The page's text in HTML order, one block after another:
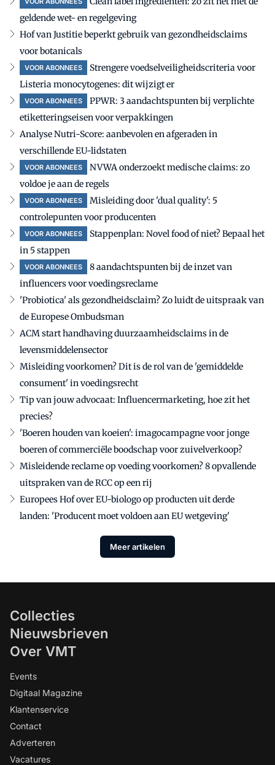
geldende wet- en regelgeving
Hof van Justitie beperkt gebruik van gezondheidsclaims
voor botanicals
VOOR ABONNEES
Strengere voedselveiligheidscriteria voor
Listeria monocytogenes: dit wijzigt er
VOOR ABONNEES
PPWR: 3 aandachtspunten bij verplichte
etiketteringseisen voor verpakkingen
Analyse Nutri-Score: aanbevolen en afgeraden in
verschillende EU-lidstaten
VOOR ABONNEES
NVWA onderzoekt medische claims: zo
voldoe je aan de regels
VOOR ABONNEES
Misleiding door 'dual quality': 5
controlepunten voor producenten
VOOR ABONNEES
Stappenplan: Novel food of niet? Bepaal het
in 5 stappen
VOOR ABONNEES
8 aandachtspunten bij de inzet van
influencers voor voedingsreclame
'Probiotica' als gezondheidsclaim? Zo luidt de uitspraak van
de Europese Ombudsman
ACM start handhaving duurzaamheidsclaims in de
levensmiddelensector
Misleiding voorkomen? Dit is de rol van de 'gemiddelde
consument' in voedingsrecht
Tip van jouw advocaat: Influencermarketing, hoe zit het
precies?
'Boeren houden van koeien': imagocampagne voor jonge
boeren of commerciële boodschap voor zuivelverkoop?
Misleidende reclame op voeding voorkomen? 8 opvallende
uitspraken van de RCC op een rij
Europees Hof over EU-biologo op producten uit derde
landen: 'Producent moet voldoen aan EU wetgeving'
Meer artikelen
Collecties
Nieuwsbrieven
Over VMT
Events
Digitaal Magazine
Klantenservice
Contact
Adverteren
Vacatures